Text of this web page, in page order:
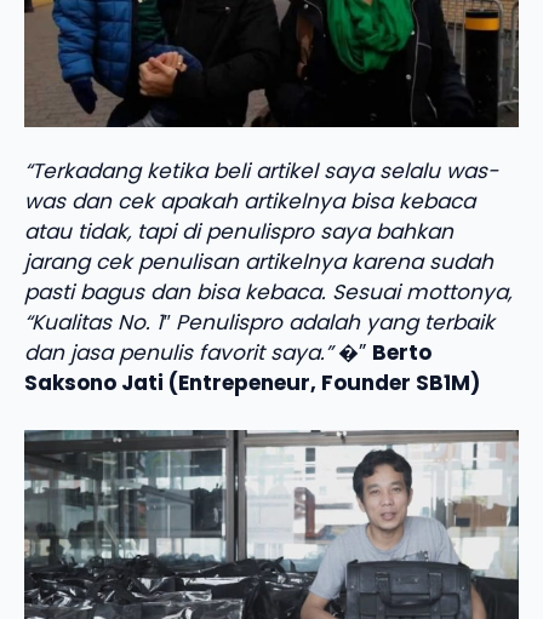
“Terkadang ketika beli artikel saya selalu was-
was dan cek apakah artikelnya bisa kebaca
atau tidak, tapi di penulispro saya bahkan
jarang cek penulisan artikelnya karena sudah
pasti bagus dan bisa kebaca. Sesuai mottonya,
“Kualitas No. 1″ Penulispro adalah yang terbaik
dan jasa penulis favorit saya.”�” Berto
Saksono Jati (Entrepeneur, Founder SB1M)